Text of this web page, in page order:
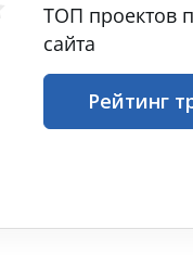
ТОП проектов
сайта
Рейтинг